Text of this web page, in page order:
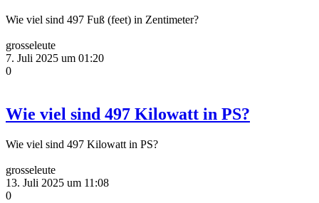
Wie viel sind 497 Fuß (feet) in Zentimeter?
grosseleute
7. Juli 2025 um 01:20
0
Wie viel sind 497 Kilowatt in PS?
Wie viel sind 497 Kilowatt in PS?
grosseleute
13. Juli 2025 um 11:08
0